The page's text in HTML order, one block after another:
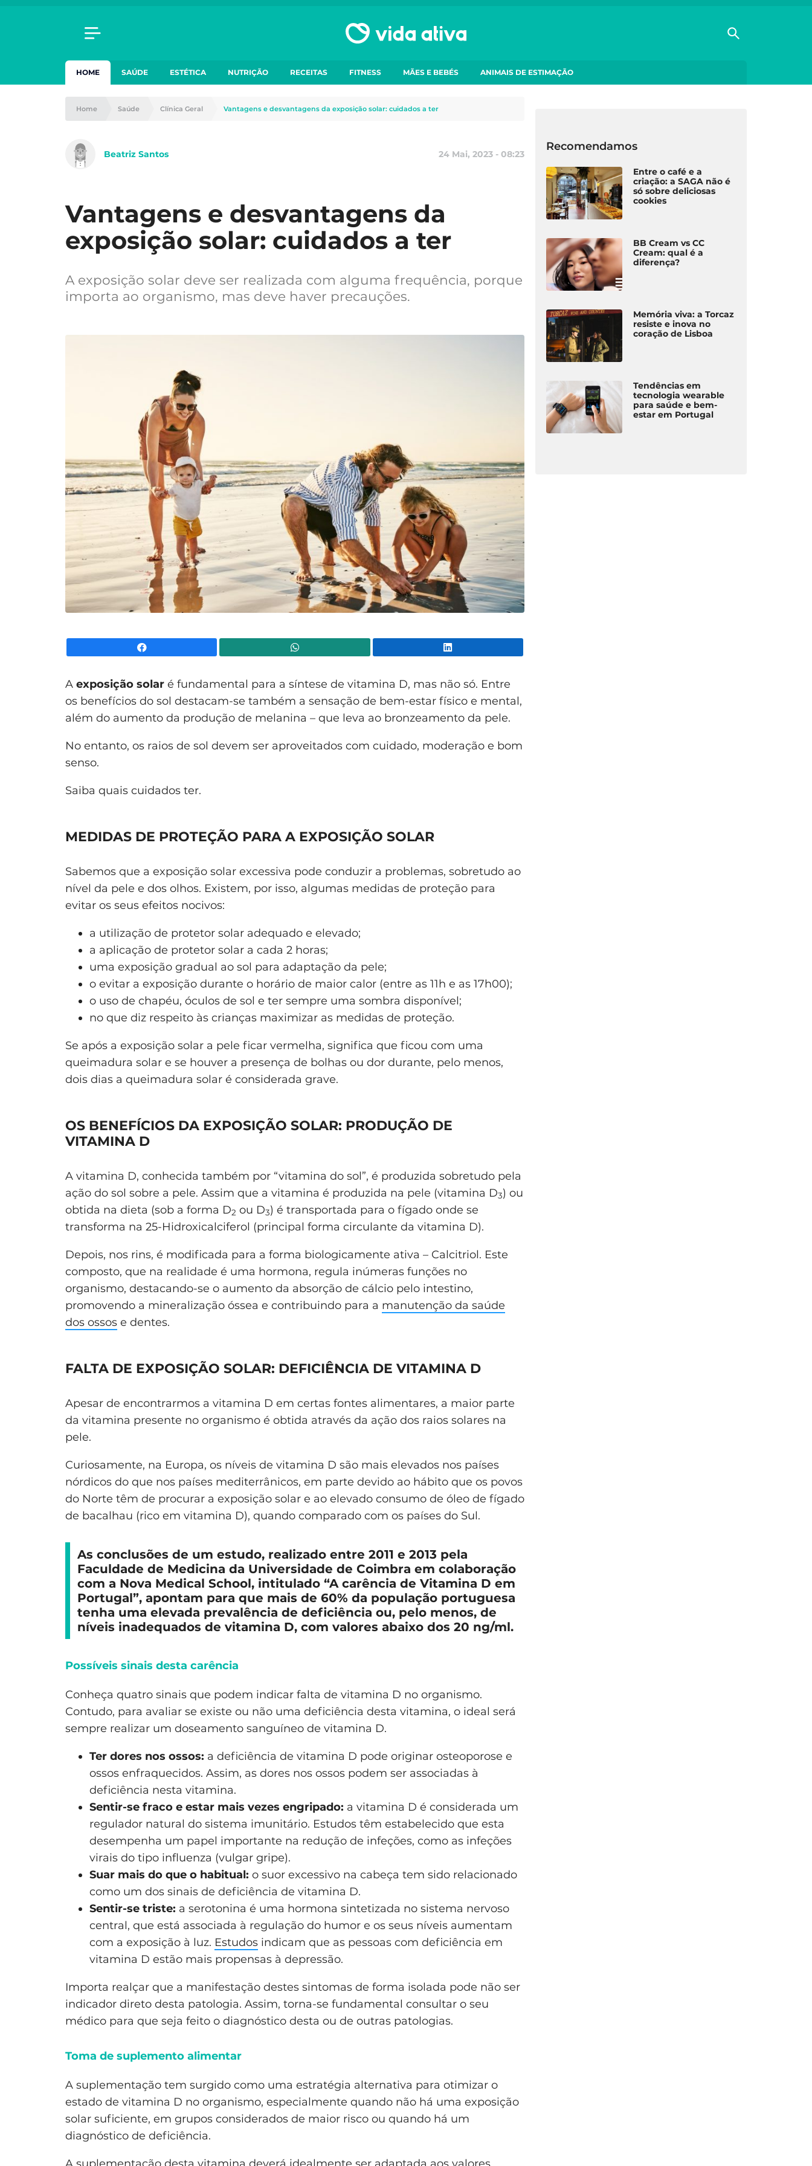
HOME SAÚDE ESTÉTICA NUTRIÇÃO RECEITAS FITNESS MÃES E BEBÉS ANIMAIS DE ESTIMAÇÃO
Home Saúde Clínica Geral Vantagens e desvantagens da exposição solar: cuidados a ter
Beatriz Santos 24 Mai, 2023 - 08:23
Vantagens e desvantagens da
exposição solar: cuidados a ter
A exposição solar deve ser realizada com alguma frequência, porque
importa ao organismo, mas deve haver precauções.
A exposição solar é fundamental para a síntese de vitamina D, mas não só. Entre
os benefícios do sol destacam-se também a sensação de bem-estar físico e mental,
além do aumento da produção de melanina – que leva ao bronzeamento da pele.
No entanto, os raios de sol devem ser aproveitados com cuidado, moderação e bom
senso.
Saiba quais cuidados ter.
MEDIDAS DE PROTEÇÃO PARA A EXPOSIÇÃO SOLAR
Sabemos que a exposição solar excessiva pode conduzir a problemas, sobretudo ao
nível da pele e dos olhos. Existem, por isso, algumas medidas de proteção para
evitar os seus efeitos nocivos:
a utilização de protetor solar adequado e elevado;
a aplicação de protetor solar a cada 2 horas;
uma exposição gradual ao sol para adaptação da pele;
o evitar a exposição durante o horário de maior calor (entre as 11h e as 17h00);
o uso de chapéu, óculos de sol e ter sempre uma sombra disponível;
no que diz respeito às crianças maximizar as medidas de proteção.
Se após a exposição solar a pele ficar vermelha, significa que ficou com uma
queimadura solar e se houver a presença de bolhas ou dor durante, pelo menos,
dois dias a queimadura solar é considerada grave.
OS BENEFÍCIOS DA EXPOSIÇÃO SOLAR: PRODUÇÃO DE
VITAMINA D
A vitamina D, conhecida também por “vitamina do sol”, é produzida sobretudo pela
ação do sol sobre a pele. Assim que a vitamina é produzida na pele (vitamina D3) ou
obtida na dieta (sob a forma D2 ou D3) é transportada para o fígado onde se
transforma na 25-Hidroxicalciferol (principal forma circulante da vitamina D).
Depois, nos rins, é modificada para a forma biologicamente ativa – Calcitriol. Este
composto, que na realidade é uma hormona, regula inúmeras funções no
organismo, destacando-se o aumento da absorção de cálcio pelo intestino,
promovendo a mineralização óssea e contribuindo para a manutenção da saúde
dos ossos e dentes.
FALTA DE EXPOSIÇÃO SOLAR: DEFICIÊNCIA DE VITAMINA D
Apesar de encontrarmos a vitamina D em certas fontes alimentares, a maior parte
da vitamina presente no organismo é obtida através da ação dos raios solares na
pele.
Curiosamente, na Europa, os níveis de vitamina D são mais elevados nos países
nórdicos do que nos países mediterrânicos, em parte devido ao hábito que os povos
do Norte têm de procurar a exposição solar e ao elevado consumo de óleo de fígado
de bacalhau (rico em vitamina D), quando comparado com os países do Sul.
As conclusões de um estudo, realizado entre 2011 e 2013 pela
Faculdade de Medicina da Universidade de Coimbra em colaboração
com a Nova Medical School, intitulado “A carência de Vitamina D em
Portugal”, apontam para que mais de 60% da população portuguesa
tenha uma elevada prevalência de deficiência ou, pelo menos, de
níveis inadequados de vitamina D, com valores abaixo dos 20 ng/ml.
Possíveis sinais desta carência
Conheça quatro sinais que podem indicar falta de vitamina D no organismo.
Contudo, para avaliar se existe ou não uma deficiência desta vitamina, o ideal será
sempre realizar um doseamento sanguíneo de vitamina D.
Ter dores nos ossos: a deficiência de vitamina D pode originar osteoporose e
ossos enfraquecidos. Assim, as dores nos ossos podem ser associadas à
deficiência nesta vitamina.
Sentir-se fraco e estar mais vezes engripado: a vitamina D é considerada um
regulador natural do sistema imunitário. Estudos têm estabelecido que esta
desempenha um papel importante na redução de infeções, como as infeções
virais do tipo influenza (vulgar gripe).
Suar mais do que o habitual: o suor excessivo na cabeça tem sido relacionado
como um dos sinais de deficiência de vitamina D.
Sentir-se triste: a serotonina é uma hormona sintetizada no sistema nervoso
central, que está associada à regulação do humor e os seus níveis aumentam
com a exposição à luz. Estudos indicam que as pessoas com deficiência em
vitamina D estão mais propensas à depressão.
Importa realçar que a manifestação destes sintomas de forma isolada pode não ser
indicador direto desta patologia. Assim, torna-se fundamental consultar o seu
médico para que seja feito o diagnóstico desta ou de outras patologias.
Toma de suplemento alimentar
A suplementação tem surgido como uma estratégia alternativa para otimizar o
estado de vitamina D no organismo, especialmente quando não há uma exposição
solar suficiente, em grupos considerados de maior risco ou quando há um
diagnóstico de deficiência.
A suplementação desta vitamina deverá idealmente ser adaptada aos valores
Recomendamos
Entre o café e a
criação: a SAGA não é
só sobre deliciosas
cookies
BB Cream vs CC
Cream: qual é a
diferença?
Memória viva: a Torcaz
resiste e inova no
coração de Lisboa
Tendências em
tecnologia wearable
para saúde e bem-
estar em Portugal